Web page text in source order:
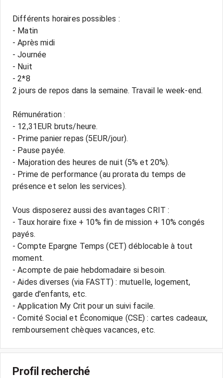
Différents horaires possibles :
- Matin
- Après midi
- Journée
- Nuit
- 2*8
2 jours de repos dans la semaine. Travail le week-end.
Rémunération :
- 12,31EUR bruts/heure.
- Prime panier repas (5EUR/jour).
- Pause payée.
- Majoration des heures de nuit (5% et 20%).
- Prime de performance (au prorata du temps de
présence et selon les services).
Vous disposerez aussi des avantages CRIT :
- Taux horaire fixe + 10% fin de mission + 10% congés
payés.
- Compte Epargne Temps (CET) déblocable à tout
moment.
- Acompte de paie hebdomadaire si besoin.
- Aides diverses (via FASTT) : mutuelle, logement,
garde d'enfants, etc.
- Application My Crit pour un suivi facile.
- Comité Social et Économique (CSE) : cartes cadeaux,
remboursement chèques vacances, etc.
Profil recherché